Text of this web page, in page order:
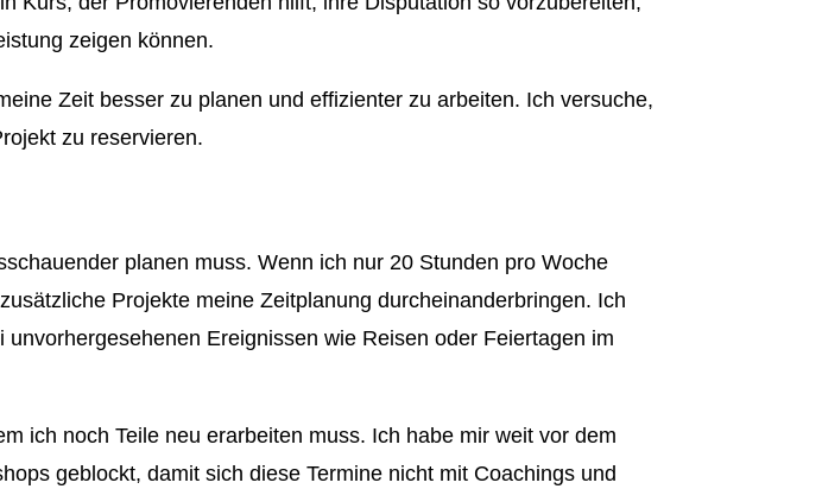
zeigen können.
Zeit besser zu planen und effizienter zu arbeiten. Ich versuche,
zu reservieren.
planen muss. Wenn ich nur 20 Stunden pro Woche
Projekte meine Zeitplanung durcheinanderbringen. Ich
Ereignissen wie Reisen oder Feiertagen im
ich noch Teile neu erarbeiten muss. Ich habe mir weit vor dem
geblockt, damit sich diese Termine nicht mit Coachings und